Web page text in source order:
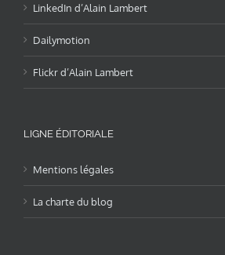
LinkedIn d’Alain Lambert
Dailymotion
Flickr d’Alain Lambert
LIGNE ÉDITORIALE
Mentions légales
La charte du blog